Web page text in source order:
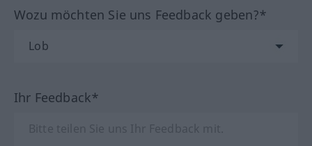
Wozu möchten Sie uns Feedback geben?*
Ihr Feedback*